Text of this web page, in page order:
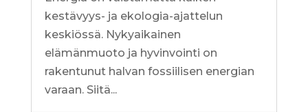
kestävyys- ja ekologia-ajattelun
keskiössä. Nykyaikainen
elämänmuoto ja hyvinvointi on
rakentunut halvan fossiilisen energian
varaan. Siitä...